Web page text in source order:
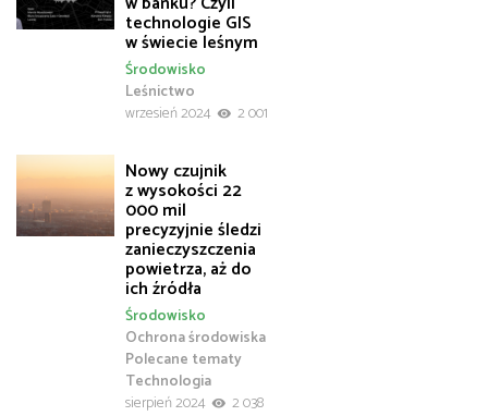
technologie GIS
w świecie leśnym
Leśnictwo
Środowisko
wrzesień 2024
2 001
Nowy czujnik
z wysokości 22
000 mil
precyzyjnie śledzi
zanieczyszczenia
powietrza, aż do
ich źródła
Ochrona środowiska
Polecane tematy
Środowisko
Technologia
sierpień 2024
2 038